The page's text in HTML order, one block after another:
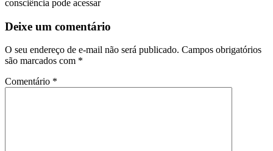
consciência pode acessar
Deixe um comentário
O seu endereço de e-mail não será publicado. Campos obrigatórios
são marcados com *
Comentário *